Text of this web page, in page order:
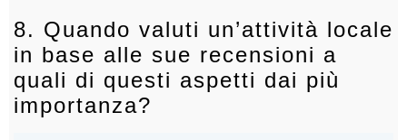
8. Quando valuti un’attività locale
in base alle sue recensioni a
quali di questi aspetti dai più
importanza?